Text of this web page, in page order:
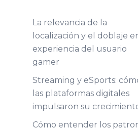
La relevancia de la
localización y el doblaje
experiencia del usuario
gamer
Streaming y eSports:
las plataformas digitales
impulsaron su
Cómo entender los